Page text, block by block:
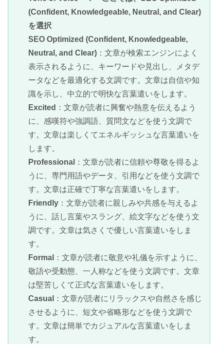
(Confident, Knowledgeable, Neutral, and Clear)
を選択
SEO Optimized (Confident, Knowledgeable,
Neutral, and Clear) ：文章が検索エンジンによく
表示されるように、キーワードや見出し、メタデ
ータなどを最適化する文調です。文章は自信や知
識を示し、中立的で明快な言葉遣いをします。
Excited ：文章が読者に興奮や熱意を伝えるよう
に、感嘆符や強調語、質問文などを使う文調で
す。文章は楽しくてエネルギッシュな言葉遣いを
します。
Professional
：文章が読者に信頼や尊敬を得るよ
うに、専門用語やデータ、引用などを使う文調で
す。文章は正確で丁寧な言葉遣いをします。
Friendly ：文章が読者に親しみや共感を与えるよ
うに、話し言葉やスラング、絵文字などを使う文
調です。文章は気さくで優しい言葉遣いをしま
す。
Formal
：文章が読者に敬意や礼儀を示すように、
敬語や受動態、一人称などを使う文調です。文章
は堅苦しくて正式な言葉遣いをします。
Casual
：文章が読者にリラックスや自然さを感じ
させるように、短文や省略形などを使う文調で
す。文章は簡単でカジュアルな言葉遣いをしま
す。